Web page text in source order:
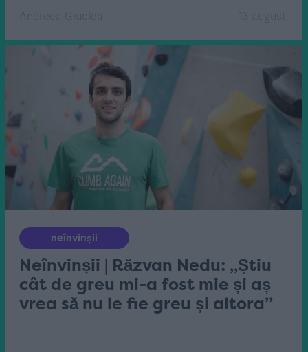
neînvinșii
Neînvinșii | Răzvan Nedu: „Știu
cât de greu mi-a fost mie și aș
vrea să nu le fie greu și altora”